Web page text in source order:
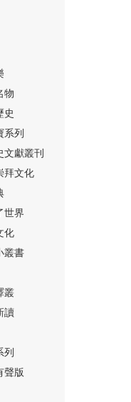
物
史
系列
文獻叢刊
拜文化
世界
化
叢書
叢
讀
列
聲版